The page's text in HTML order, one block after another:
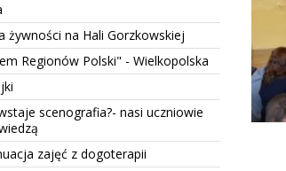
żywności na Hali Gorzkowskiej
Regionów Polski" - Wielkopolska
scenografia?- nasi uczniowie
zajęć z dogoterapii